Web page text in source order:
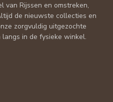
van Rijssen en omstreken,
de nieuwste collecties en
zorgvuldig uitgezochte
in de fysieke winkel.